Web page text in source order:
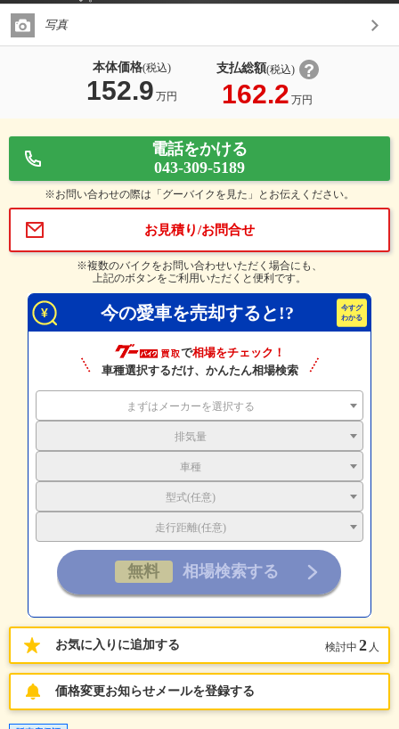
写真
本体価格(税込)
152.9 万円
支払総額(税込)
162.2 万円
電話をかける
043-309-5189
※お問い合わせの際は「グーバイクを見た」とお伝えください。
お見積り/お問合せ
※複数のバイクをお問い合わせいただく場合にも、
上記のボタンをご利用いただくと便利です。
今の愛車を売却すると!?
で相場をチェック！
車種選択するだけ、かんたん相場検索
まずはメーカーを選択する
排気量
車種
型式(任意)
走行距離(任意)
お気に入りに追加する 検討中 2 人
価格変更お知らせメールを登録する